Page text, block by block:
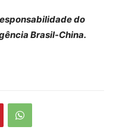
do
Brasil-China.